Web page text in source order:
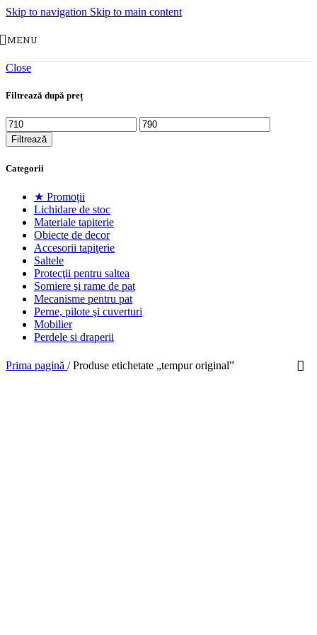
Skip to navigation Skip to main content
MENU
Close
Filtrează după preț
Preț
minim
Preț
maxim
Filtrează
Categorii
★ Promoții
Lichidare de stoc
Materiale tapiterie
Obiecte de decor
Accesorii tapiţerie
Saltele
Protecţii pentru saltea
Somiere şi rame de pat
Mecanisme pentru pat
Perne, pilote şi cuverturi
Mobilier
Perdele si draperii
Prima pagină / Produse etichetate „tempur original”